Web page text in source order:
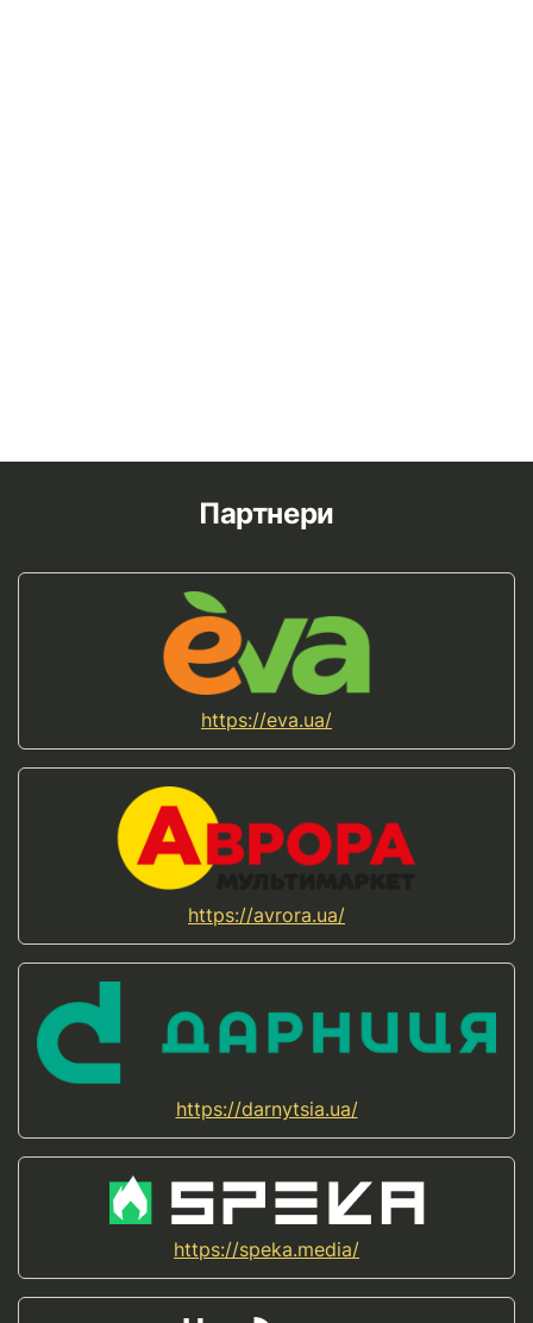
Партнери
https://eva.ua/
https://avrora.ua/
https://darnytsia.ua/
https://speka.media/